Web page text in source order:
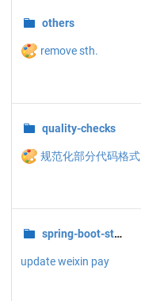
others
🎨 remove sth.
quality-checks
🎨 规范化部分代码格式
spring-boot-starters
update weixin pay